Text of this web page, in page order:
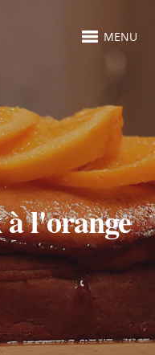
MENU
l'orange